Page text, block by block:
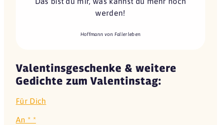
werden!
Hoffmann von Fallerleben
Valentinsgeschenke & weitere
Gedichte zum Valentinstag:
Für Dich
An * *